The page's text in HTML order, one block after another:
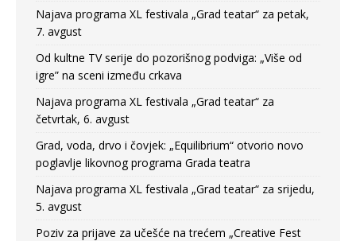
Najava programa XL festivala „Grad teatar“ za petak,
7. avgust
Od kultne TV serije do pozorišnog podviga: „Više od
igre” na sceni između crkava
Najava programa XL festivala „Grad teatar“ za
četvrtak, 6. avgust
Grad, voda, drvo i čovjek: „Equilibrium“ otvorio novo
poglavlje likovnog programa Grada teatra
Najava programa XL festivala „Grad teatar“ za srijedu,
5. avgust
Poziv za prijave za učešće na trećem „Creative Fest